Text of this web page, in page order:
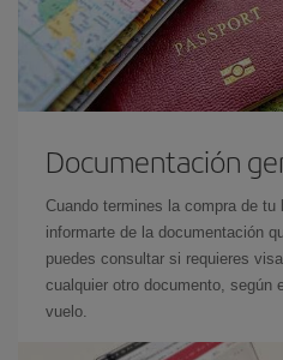
Documentación
Cuando termines la compra de tu
informarte de la documentación
puedes consultar si requieres
cualquier otro documento, según
vuelo.